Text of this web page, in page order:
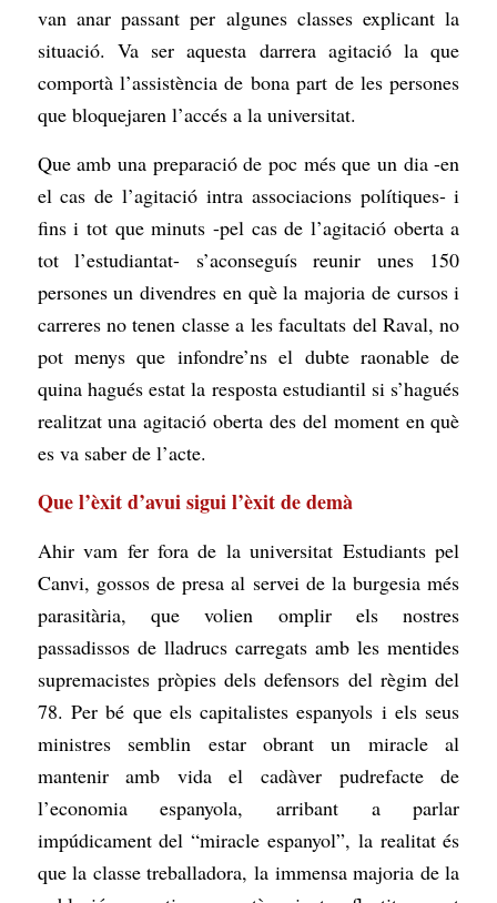
van anar passant per algunes classes explicant la
situació. Va ser aquesta darrera agitació la que
comportà l’assistència de bona part de les persones
que bloquejaren l’accés a la universitat.
Que amb una preparació de poc més que un dia -en
el cas de l’agitació intra associacions polítiques- i
fins i tot que minuts -pel cas de l’agitació oberta a
tot l’estudiantat- s’aconseguís reunir unes 150
persones un divendres en què la majoria de cursos i
carreres no tenen classe a les facultats del Raval, no
pot menys que infondre’ns el dubte raonable de
quina hagués estat la resposta estudiantil si s’hagués
realitzat una agitació oberta des del moment en què
es va saber de l’acte.
Que l’èxit d’avui sigui l’èxit de demà
Ahir vam fer fora de la universitat Estudiants pel
Canvi, gossos de presa al servei de la burgesia més
parasitària, que volien omplir els nostres
passadissos de lladrucs carregats amb les mentides
supremacistes pròpies dels defensors del règim del
78. Per bé que els capitalistes espanyols i els seus
ministres semblin estar obrant un miracle al
mantenir amb vida el cadàver pudrefacte de
l’economia espanyola, arribant a parlar
impúdicament del “miracle espanyol”, la realitat és
que la classe treballadora, la immensa majoria de la